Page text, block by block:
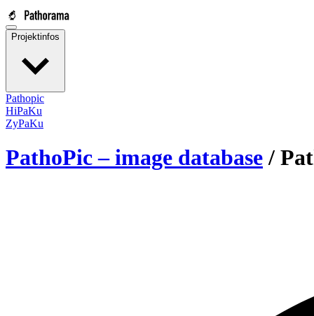
Projektinfos
Pathopic
HiPaKu
ZyPaKu
PathoPic – image database /